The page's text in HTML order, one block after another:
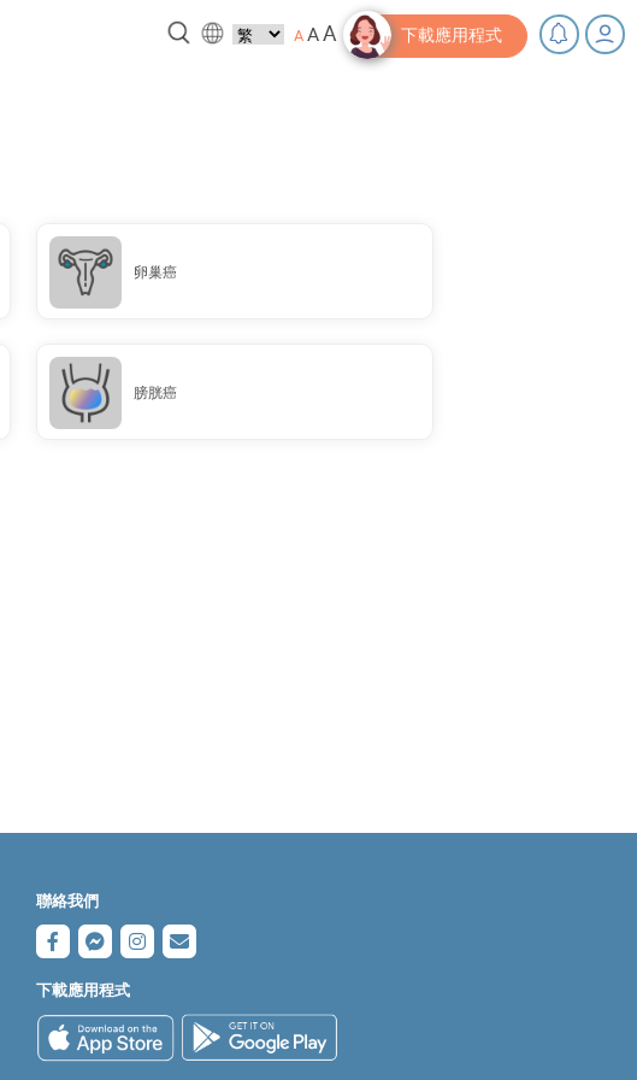
AAA 下載應用程式
卵巢癌
膀胱癌
聯絡我們
下載應用程式